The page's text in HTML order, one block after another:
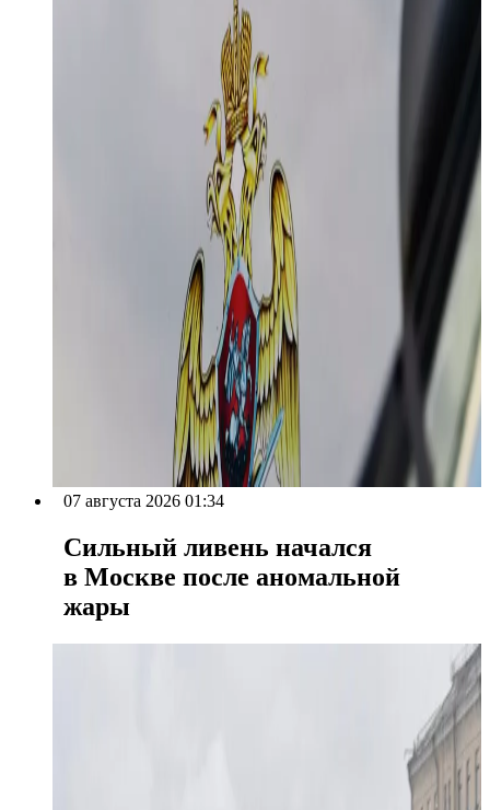
07 августа 2026 01:34
Сильный ливень начался
в Москве после аномальной
жары